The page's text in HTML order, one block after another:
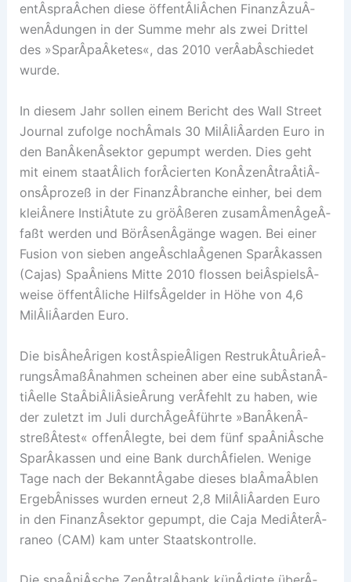
entÂ­spraÂ­chen diese öffentÂ­liÂ­chen FinanzÂ­zuÂ­
wenÂ­dungen in der Summe mehr als zwei Drittel
des »SparÂ­paÂ­ketes«, das 2010 verÂ­abÂ­schiedet
wurde.
In diesem Jahr sollen einem Bericht des Wall Street
Journal zufolge nochÂ­mals 30 MilÂ­liÂ­arden Euro in
den BanÂ­kenÂ­sektor gepumpt werden. Dies geht
mit einem staatÂ­lich forÂ­cierten KonÂ­zenÂ­traÂ­tiÂ­
onsÂ­prozeß in der FinanzÂ­branche einher, bei dem
kleiÂ­nere InstiÂ­tute zu gröÂ­ßeren zusamÂ­menÂ­geÂ­
faßt werden und BörÂ­senÂ­gänge wagen. Bei einer
Fusion von sieben angeÂ­schlaÂ­genen SparÂ­kassen
(Cajas) SpaÂ­niens Mitte 2010 flossen beiÂ­spielsÂ­
weise öffentÂ­liche HilfsÂ­gelder in Höhe von 4,6
MilÂ­liÂ­arden Euro.
Die bisÂ­heÂ­rigen kostÂ­spieÂ­ligen RestrukÂ­tuÂ­rieÂ­
rungsÂ­maßÂ­nahmen scheinen aber eine subÂ­stanÂ­
tiÂ­elle StaÂ­biÂ­liÂ­sieÂ­rung verÂ­fehlt zu haben, wie
der zuletzt im Juli durchÂ­geÂ­führte »BanÂ­kenÂ­
streßÂ­test« offenÂ­legte, bei dem fünf spaÂ­niÂ­sche
SparÂ­kassen und eine Bank durchÂ­fielen. Wenige
Tage nach der BekanntÂ­gabe dieses blaÂ­maÂ­blen
ErgebÂ­nisses wurden erneut 2,8 MilÂ­liÂ­arden Euro
in den FinanzÂ­sektor gepumpt, die Caja MediÂ­terÂ­
raneo (CAM) kam unter Staatskontrolle.